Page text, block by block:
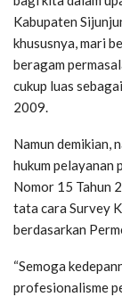
Kabupaten
khususnya, mari
beragam
cukup luas
2009.
Namun demikian,
hukum pelayanan
Nomor 15 Tahun
tata cara Survey
berdasarkan
“Semoga
profesionalisme